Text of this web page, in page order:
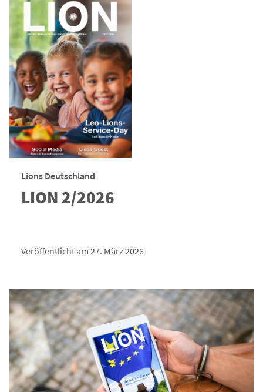
Lions Deutschland
LION 2/2026
Veröffentlicht am 27. März 2026